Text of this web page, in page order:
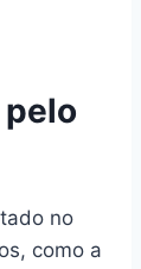
no
como a